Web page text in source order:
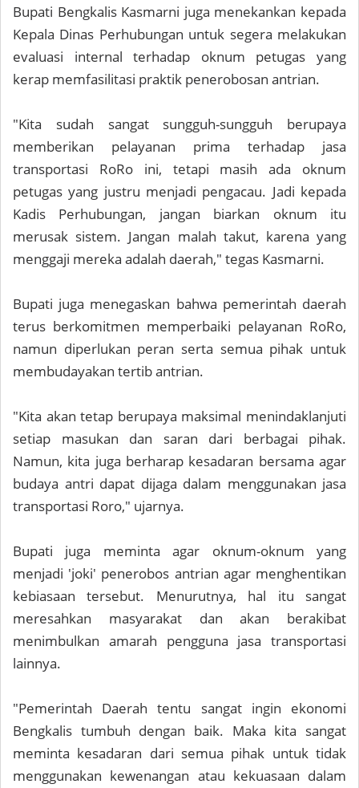
Bupati Bengkalis Kasmarni juga menekankan kepada
Kepala Dinas Perhubungan untuk segera melakukan
evaluasi internal terhadap oknum petugas yang
kerap memfasilitasi praktik penerobosan antrian.
"Kita sudah sangat sungguh-sungguh berupaya
memberikan pelayanan prima terhadap jasa
transportasi RoRo ini, tetapi masih ada oknum
petugas yang justru menjadi pengacau. Jadi kepada
Kadis Perhubungan, jangan biarkan oknum itu
merusak sistem. Jangan malah takut, karena yang
menggaji mereka adalah daerah," tegas Kasmarni.
Bupati juga menegaskan bahwa pemerintah daerah
terus berkomitmen memperbaiki pelayanan RoRo,
namun diperlukan peran serta semua pihak untuk
membudayakan tertib antrian.
"Kita akan tetap berupaya maksimal menindaklanjuti
setiap masukan dan saran dari berbagai pihak.
Namun, kita juga berharap kesadaran bersama agar
budaya antri dapat dijaga dalam menggunakan jasa
transportasi Roro," ujarnya.
Bupati juga meminta agar oknum-oknum yang
menjadi 'joki' penerobos antrian agar menghentikan
kebiasaan tersebut. Menurutnya, hal itu sangat
meresahkan masyarakat dan akan berakibat
menimbulkan amarah pengguna jasa transportasi
lainnya.
"Pemerintah Daerah tentu sangat ingin ekonomi
Bengkalis tumbuh dengan baik. Maka kita sangat
meminta kesadaran dari semua pihak untuk tidak
menggunakan kewenangan atau kekuasaan dalam